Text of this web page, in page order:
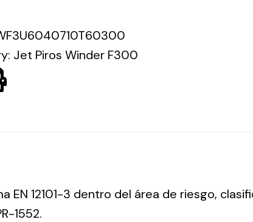
Jet Piros Winder F300
EN 12101-3 dentro del área de riesgo,
1552.